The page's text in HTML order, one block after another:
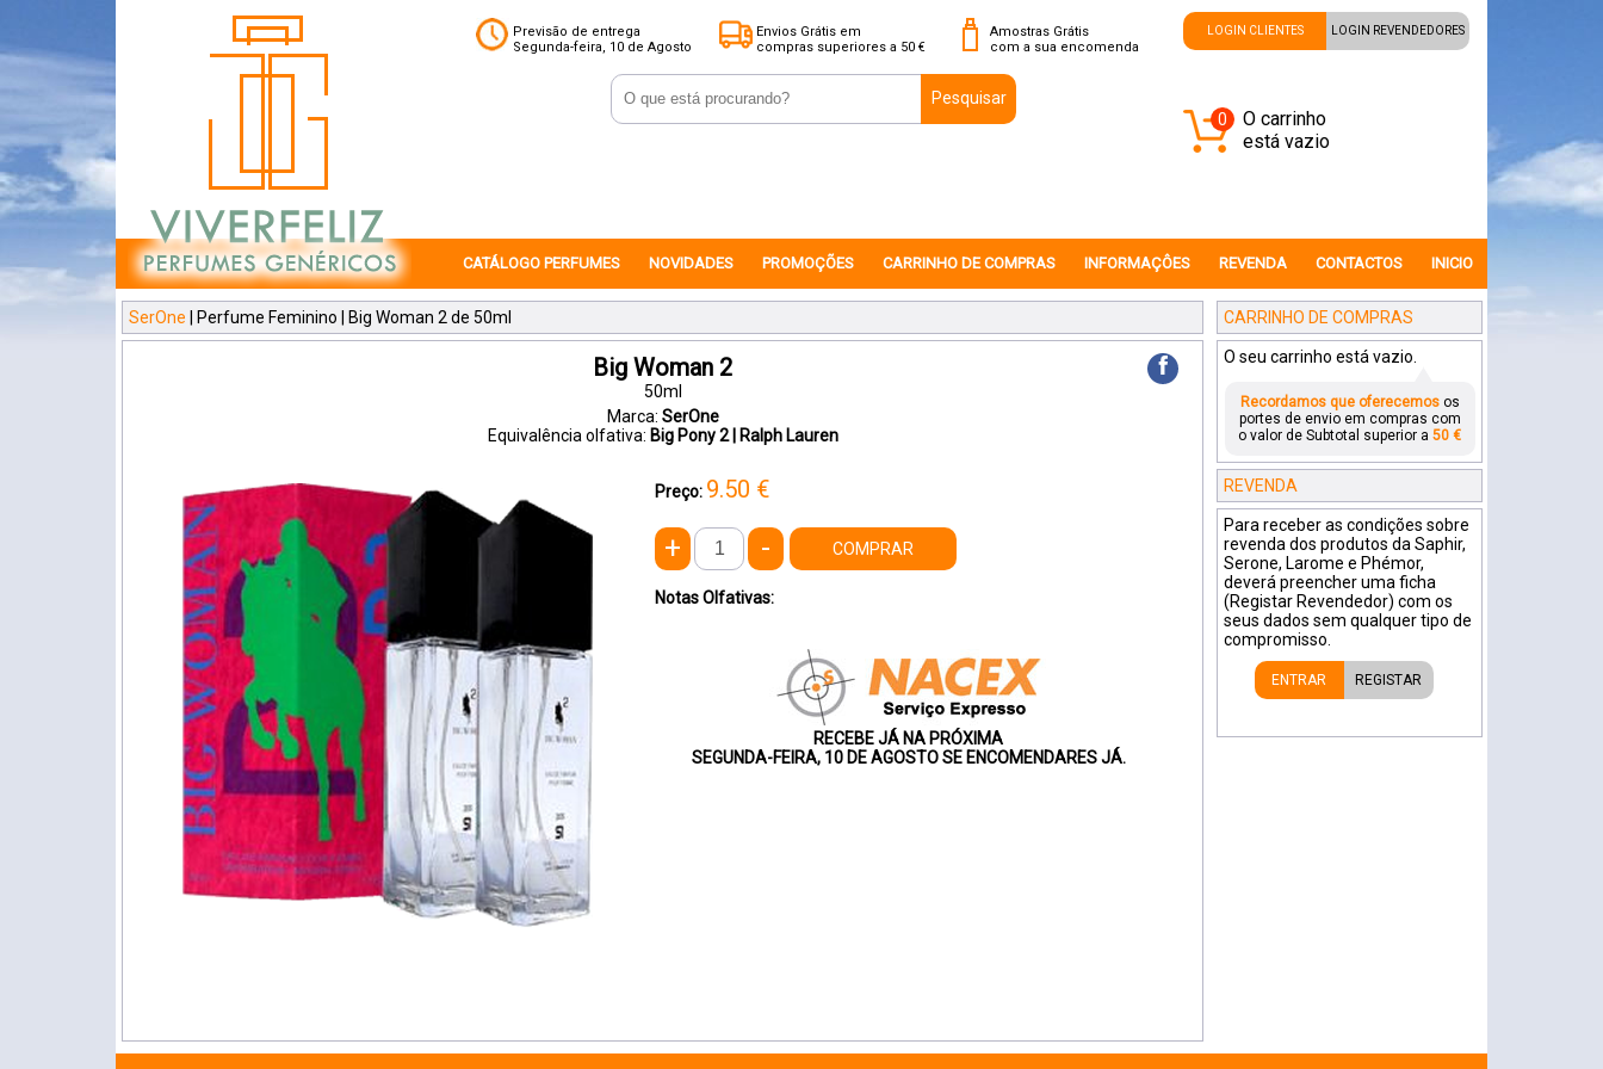
Previsão de entrega
Segunda-feira, 10 de Agosto
Envios Grátis em
compras superiores a 50 €
Amostras Grátis
com a sua encomenda
Pesquisar
LOGIN CLIENTES LOGIN REVENDEDORES
0
O carrinho
está vazio
CATÁLOGO PERFUMES NOVIDADES PROMOÇÕES CARRINHO DE COMPRAS INFORMAÇÔES REVENDA CONTACTOS INICIO
SerOne | Perfume Feminino | Big Woman 2 de 50ml
Big Woman 2
50ml
Marca: SerOne
Equivalência olfativa: Big Pony 2 | Ralph Lauren
Preço: 9.50 €
+ - COMPRAR
Notas Olfativas:
RECEBE JÁ NA PRÓXIMA
SEGUNDA-FEIRA, 10 DE AGOSTO SE ENCOMENDARES JÁ.
f
CARRINHO DE COMPRAS
O seu carrinho está vazio.
Recordamos que oferecemosos
portes de envio em compras com
o valor de Subtotal superior a 50 €
REVENDA
Para receber as condições sobre
revenda dos produtos da Saphir,
Serone, Larome e Phémor,
deverá preencher uma ficha
(Registar Revendedor) com os
seus dados sem qualquer tipo de
compromisso.
ENTRAR REGISTAR